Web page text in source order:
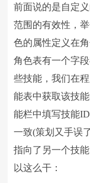
前面说的是自定
范围的有效性，
色的属性定义在
角色表有一个字
些技能，我们在
能表中获取该技
能栏中填写技能
一致(策划又手误
指向了另一个技
以这么干：